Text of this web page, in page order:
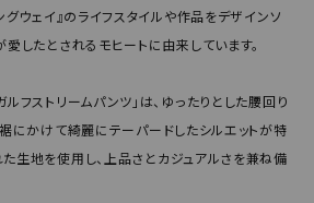
グウェイ』のライフスタイルや作品をデザインソ
愛したとされるモヒートに由来しています。
フストリームパンツ」は、ゆったりとした腰回り
裾にかけて綺麗にテーパードしたシルエットが特
生地を使用し、上品さとカジュアルさを兼ね備